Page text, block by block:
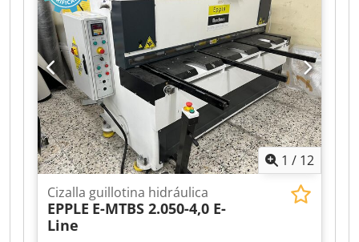
1 / 12
Cizalla guillotina hidráulica
EPPLE E-MTBS 2.050-4,0 E-
Line